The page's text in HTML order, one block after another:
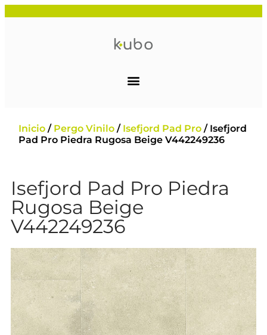
Inicio / Pergo Vinilo / Isefjord Pad Pro / Isefjord
Pad Pro Piedra Rugosa Beige V442249236
Isefjord Pad Pro Piedra
Rugosa Beige
V442249236